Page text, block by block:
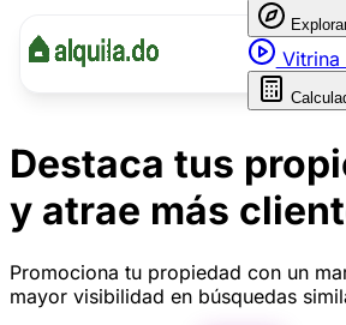
Vitrina
Destaca tus
y atrae más
Promociona tu propiedad con un
mayor visibilidad en búsquedas